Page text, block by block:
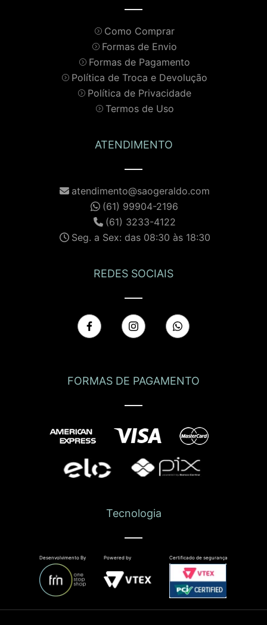
Como Comprar
Formas de Envio
Formas de Pagamento
Política de Troca e Devolução
Política de Privacidade
Termos de Uso
ATENDIMENTO
atendimento@saogeraldo.com
(61) 99904-2196
(61) 3233-4122
Seg. a Sex: das 08:30 às 18:30
REDES SOCIAIS
FORMAS DE PAGAMENTO
Tecnologia
Desenvolvimento By Powered by Certificado de segurança